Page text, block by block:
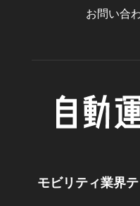
お問い合
モビリティ業界